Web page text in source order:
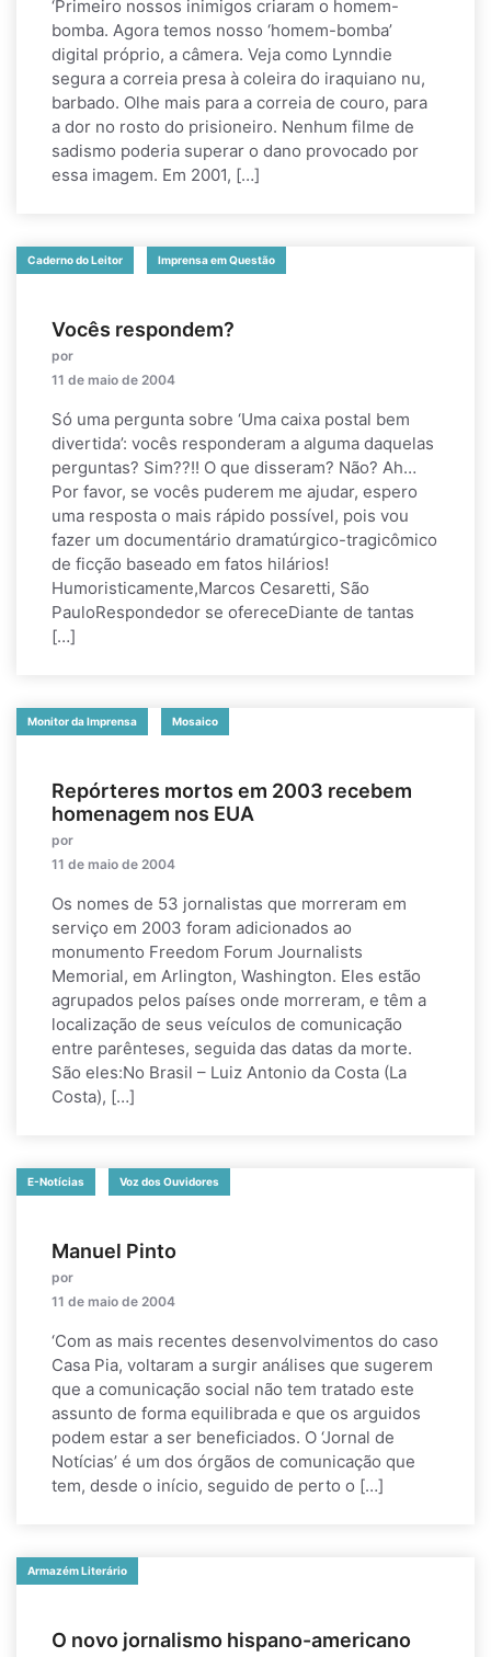
‘Primeiro nossos inimigos criaram o homem-
bomba. Agora temos nosso ‘homem-bomba’
digital próprio, a câmera. Veja como Lynndie
segura a correia presa à coleira do iraquiano nu,
barbado. Olhe mais para a correia de couro, para
a dor no rosto do prisioneiro. Nenhum filme de
sadismo poderia superar o dano provocado por
essa imagem. Em 2001, […]
Caderno do Leitor Imprensa em Questão
Vocês respondem?
por
11 de maio de 2004
Só uma pergunta sobre ‘Uma caixa postal bem
divertida’: vocês responderam a alguma daquelas
perguntas? Sim??!! O que disseram? Não? Ah…
Por favor, se vocês puderem me ajudar, espero
uma resposta o mais rápido possível, pois vou
fazer um documentário dramatúrgico-tragicômico
de ficção baseado em fatos hilários!
Humoristicamente,Marcos Cesaretti, São
PauloRespondedor se ofereceDiante de tantas
[…]
Monitor da Imprensa Mosaico
Repórteres mortos em 2003 recebem
homenagem nos EUA
por
11 de maio de 2004
Os nomes de 53 jornalistas que morreram em
serviço em 2003 foram adicionados ao
monumento Freedom Forum Journalists
Memorial, em Arlington, Washington. Eles estão
agrupados pelos países onde morreram, e têm a
localização de seus veículos de comunicação
entre parênteses, seguida das datas da morte.
São eles:No Brasil – Luiz Antonio da Costa (La
Costa), […]
E-Notícias Voz dos Ouvidores
Manuel Pinto
por
11 de maio de 2004
‘Com as mais recentes desenvolvimentos do caso
Casa Pia, voltaram a surgir análises que sugerem
que a comunicação social não tem tratado este
assunto de forma equilibrada e que os arguidos
podem estar a ser beneficiados. O ‘Jornal de
Notícias’ é um dos órgãos de comunicação que
tem, desde o início, seguido de perto o […]
Armazém Literário
O novo jornalismo hispano-americano